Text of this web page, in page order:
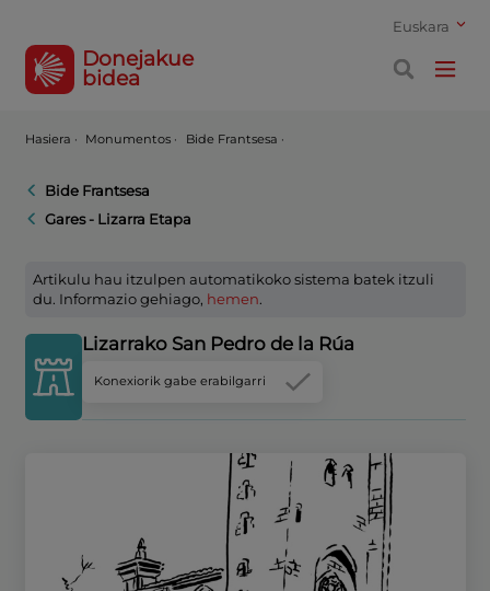
Euskara
Donejakue
bidea
Hasiera · Monumentos · Bide Frantsesa ·
Bide Frantsesa
Gares - Lizarra Etapa
Artikulu hau itzulpen automatikoko sistema batek itzuli
du. Informazio gehiago, hemen.
Lizarrako San Pedro de la Rúa
Konexiorik gabe erabilgarri